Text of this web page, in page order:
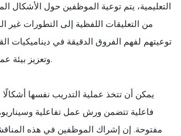
التعليمية، يتم توعية الموظفين حول الأشكال
من التعليقات اللفظية إلى التطورات غير
توعيتهم لفهم الفروق الدقيقة في ديناميكيات
وتعزيز بيئة عمل متعاطفة ومتفهمة.
يمكن أن تتخذ عملية التدريب نفسها أشكالًا
فاعلية تتضمن ورش عمل تفاعلية
مفتوحة. إن إشراك الموظفين في هذه